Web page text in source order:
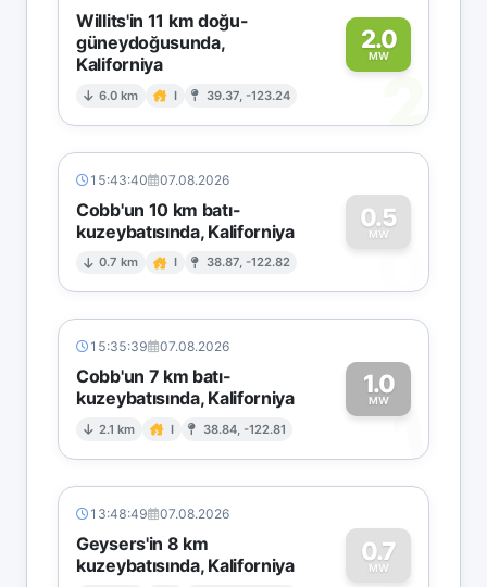
Willits'in 11 km doğu-
güneydoğusunda,
Kaliforniya
6.0 km I 39.37, -123.24
2.0
MW
2
15:43:40 07.08.2026
Cobb'un 10 km batı-
kuzeybatısında, Kaliforniya
0.7 km I 38.87, -122.82
0.5
MW
0
15:35:39 07.08.2026
Cobb'un 7 km batı-
kuzeybatısında, Kaliforniya
2.1 km I 38.84, -122.81
1.0
MW1
13:48:49 07.08.2026
Geysers'in 8 km
kuzeybatısında, Kaliforniya
0.7
MW